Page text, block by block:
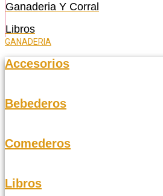
Ganaderia Y Corral
Libros
GANADERIA
Accesorios
Bebederos
Comederos
Libros